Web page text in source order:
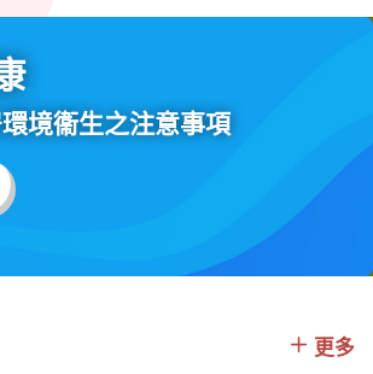
活動資訊，請瀏覽以下網站—亞
日期︰2026年9月至11月節
覽表購票資訊︰節目門票於7月
起在各城市售票網售票處、自
、流動購票應用程式URBTIX及
3166 1288）發售專題網站︰
2026/tc/
境衞生之注意事項
更多